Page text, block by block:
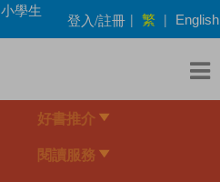
小學生
登入/註冊 | 繁 | English
好書推介
閱讀服務